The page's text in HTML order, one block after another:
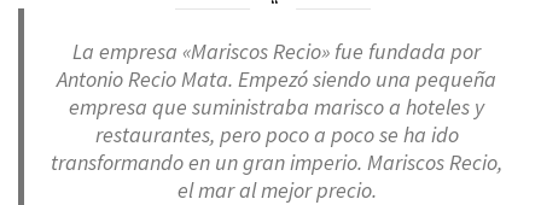
La empresa «Mariscos Recio» fue fundada por
Antonio Recio Mata. Empezó siendo una pequeña
empresa que suministraba marisco a hoteles y
restaurantes, pero poco a poco se ha ido
transformando en un gran imperio. Mariscos Recio,
el mar al mejor precio.